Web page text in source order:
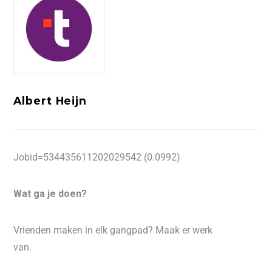
Albert Heijn
Jobid=534435611202029542 (0.0992)
Wat ga je doen?
Vrienden maken in elk gangpad? Maak er werk
van.